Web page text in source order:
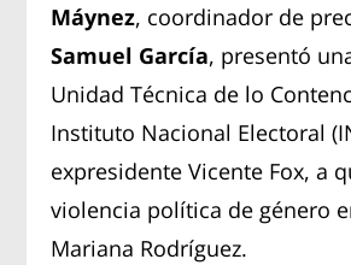
Máynez, coordinador de
Samuel García, presentó
Unidad Técnica de lo
Instituto Nacional Electoral
expresidente Vicente Fox, a
violencia política de género
Mariana Rodríguez.